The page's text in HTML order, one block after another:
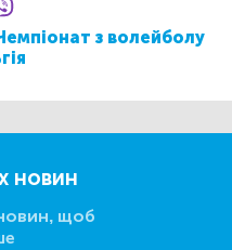
з волейболу
новин
щоб